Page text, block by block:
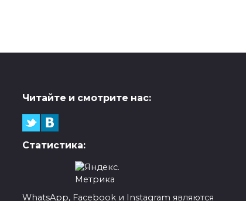
Читайте и смотрите нас:
Статистика:
WhatsApp, Facebook и Instagram являются